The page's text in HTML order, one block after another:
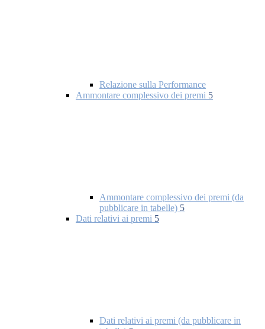
Relazione sulla Performance
Ammontare complessivo dei premi 5
Ammontare complessivo dei premi (da
pubblicare in tabelle) 5
Dati relativi ai premi 5
Dati relativi ai premi (da pubblicare in